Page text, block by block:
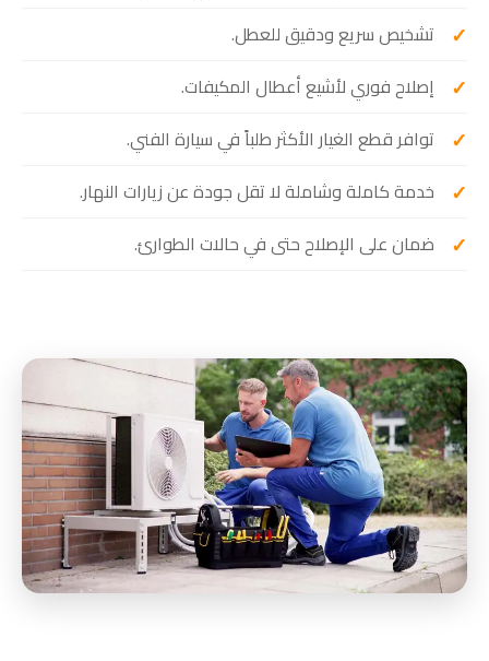
تشخيص سريع ودقيق للعطل.
إصلاح فوري لأشيع أعطال المكيفات.
توافر قطع الغيار الأكثر طلباً في سيارة الفني.
خدمة كاملة وشاملة لا تقل جودة عن زيارات النهار.
ضمان على الإصلاح حتى في حالات الطوارئ.